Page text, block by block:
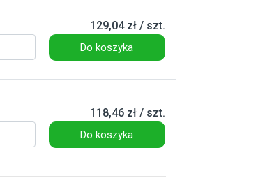
129,04 zł / szt.
Do koszyka
118,46 zł / szt.
Do koszyka